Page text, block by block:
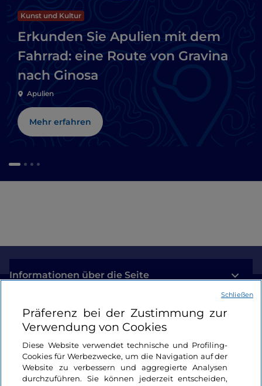
Kunst und Kultur
Erkunden Sie Apulien mit dem
Fahrrad: eine Route von Gravina
nach Ginosa
Apulien
Mehr erfahren
Informationen über die Seite
Nützliche Links
Login
Bleiben wir in Kontakt
Präferenz bei der Zustimmung zur
Verwendung von Cookies
Diese Website verwendet technische und Profiling-
Cookies für Werbezwecke, um die Navigation auf der
Website zu verbessern und aggregierte Analysen
durchzuführen. Sie können jederzeit entscheiden,
Schließen